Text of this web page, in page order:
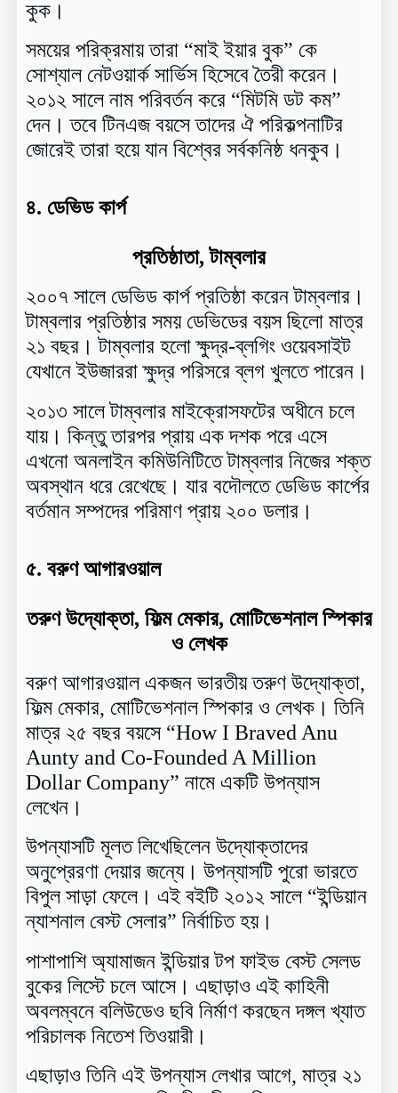
কুক।
সময়ের পরিক্রমায় তারা “মাই ইয়ার বুক” কে
সোশ্যাল নেটওয়ার্ক সার্ভিস হিসেবে তৈরী করেন।
২০১২ সালে নাম পরিবর্তন করে “মিটমি ডট কম”
দেন। তবে টিনএজ বয়সে তাদের ঐ পরিকল্পনাটির
জোরেই তারা হয়ে যান বিশ্বের সর্বকনিষ্ঠ ধনকুব।
৪. ডেভিড কার্প
প্রতিষ্ঠাতা, টাম্বলার
২০০৭ সালে ডেভিড কার্প প্রতিষ্ঠা করেন টাম্বলার।
টাম্বলার প্রতিষ্ঠার সময় ডেভিডের বয়স ছিলো মাত্র
২১ বছর। টাম্বলার হলো ক্ষুদ্র-ব্লগিং ওয়েবসাইট
যেখানে ইউজাররা ক্ষুদ্র পরিসরে ব্লগ খুলতে পারেন।
২০১৩ সালে টাম্বলার মাইক্রোসফটের অধীনে চলে
যায়। কিন্তু তারপর প্রায় এক দশক পরে এসে
এখনো অনলাইন কমিউনিটিতে টাম্বলার নিজের শক্ত
অবস্থান ধরে রেখেছে। যার বদৌলতে ডেভিড কার্পের
বর্তমান সম্পদের পরিমাণ প্রায় ২০০ ডলার।
৫.বরুণ আগারওয়াল
তরুণ উদ্যোক্তা, ফিল্ম মেকার, মোটিভেশনাল স্পিকার
ও লেখক
বরুণ আগারওয়াল একজন ভারতীয় তরুণ উদ্যোক্তা,
ফিল্ম মেকার, মোটিভেশনাল স্পিকার ও লেখক। তিনি
মাত্র ২৫ বছর বয়সে “How I Braved Anu
Aunty and Co-Founded A Million
Dollar Company” নামে একটি উপন্যাস
লেখেন।
উপন্যাসটি মূলত লিখেছিলেন উদ্যোক্তাদের
অনুপ্রেরণা দেয়ার জন্যে। উপন্যাসটি পুরো ভারতে
বিপুল সাড়া ফেলে। এই বইটি ২০১২ সালে “ইন্ডিয়ান
ন্যাশনাল বেস্ট সেলার” নির্বাচিত হয়।
পাশাপাশি অ্যামাজন ইন্ডিয়ার টপ ফাইভ বেস্ট সেলড
বুকের লিস্টে চলে আসে। এছাড়াও এই কাহিনী
অবলম্বনে বলিউডেও ছবি নির্মাণ করছেন দঙ্গল খ্যাত
পরিচালক নিতেশ তিওয়ারী।
এছাড়াও তিনি এই উপন্যাস লেখার আগে, মাত্র ২১